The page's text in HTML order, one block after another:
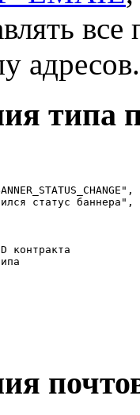
адресов.
типа